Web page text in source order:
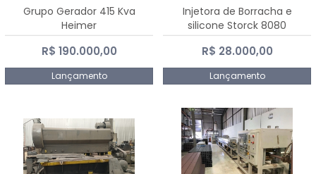
Grupo Gerador 415 Kva
Heimer
R$ 190.000,00
Lançamento
Injetora de Borracha e
silicone Storck 8080
R$ 28.000,00
Lançamento